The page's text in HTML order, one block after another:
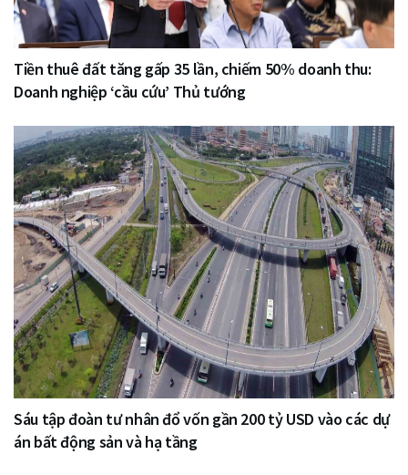
Tiền thuê đất tăng gấp 35 lần, chiếm 50% doanh thu:
Doanh nghiệp ‘cầu cứu’ Thủ tướng
Sáu tập đoàn tư nhân đổ vốn gần 200 tỷ USD vào các dự
án bất động sản và hạ tầng